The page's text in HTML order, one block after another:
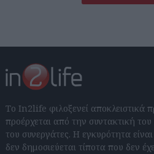
Το In2life φιλοξενεί αποκλειστικά
προέρχεται από την συντακτική
του συνεργάτες. Η εγκυρότητα
δεν δημοσιεύεται τίποτα που δεν